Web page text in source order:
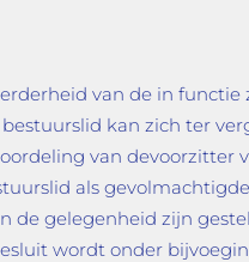
van de in functie
kan zich ter
van devoorzitter
als
de gelegenheid zijn
wordt onder